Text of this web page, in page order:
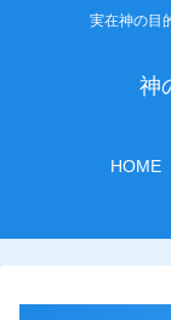
実在神の目
神
HOME